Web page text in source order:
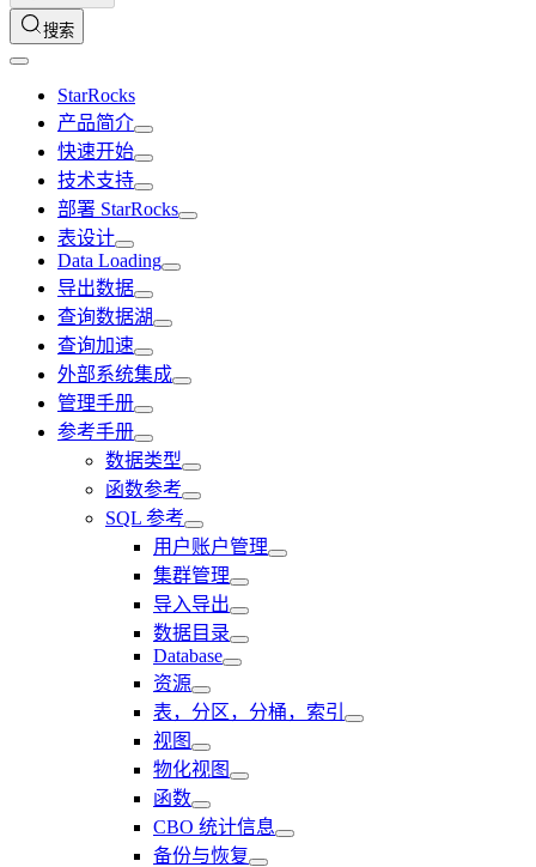
搜索
StarRocks
产品简介
快速开始
技术支持
部署 StarRocks
表设计
Data Loading
导出数据
查询数据湖
查询加速
外部系统集成
管理手册
参考手册
数据类型
函数参考
SQL 参考
用户账户管理
集群管理
导入导出
数据目录
Database
资源
表，分区，分桶，索引
视图
物化视图
函数
CBO 统计信息
备份与恢复